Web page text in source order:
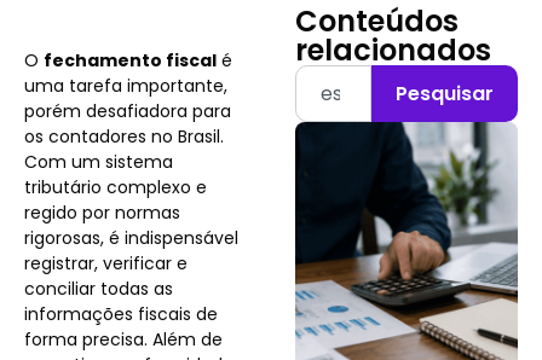
O fechamento fiscal é
uma tarefa importante,
porém desafiadora para
os contadores no Brasil.
Com um sistema
tributário complexo e
regido por normas
rigorosas, é indispensável
registrar, verificar e
conciliar todas as
informações fiscais de
forma precisa. Além de
Conteúdos
relacionados
Pesquisar